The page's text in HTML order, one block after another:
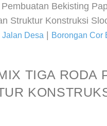
Bekisting
Struktur Konstruksi
Jalan Desa Borongan Cor
TIGA RODA